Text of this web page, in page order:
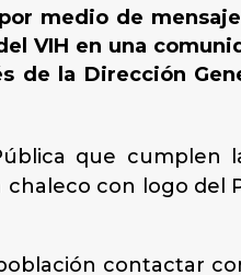
medio de
VIH en una
de la Dirección
que cumplen
con logo del
contactar